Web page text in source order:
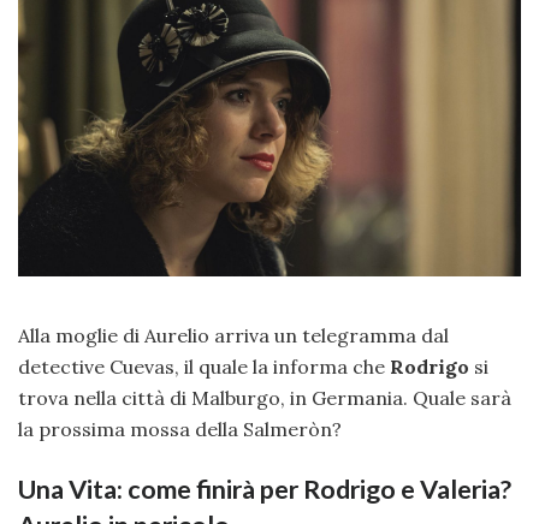
Alla moglie di Aurelio arriva un telegramma dal
detective Cuevas, il quale la informa che Rodrigo si
trova nella città di Malburgo, in Germania. Quale sarà
la prossima mossa della Salmeròn?
Una Vita: come finirà per Rodrigo e Valeria?